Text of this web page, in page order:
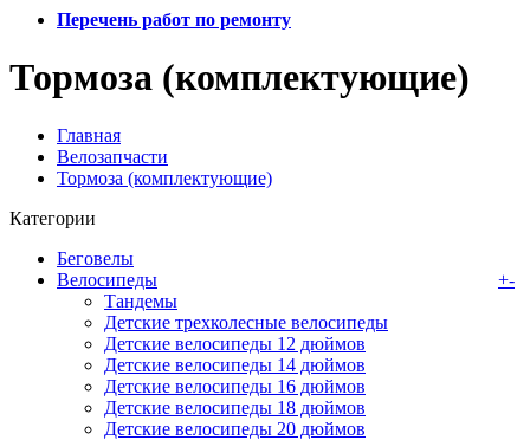
Перечень работ по ремонту
Тормоза (комплектующие)
Главная
Велозапчасти
Тормоза (комплектующие)
Категории
Беговелы
Велосипеды
+-
Тандемы
Детские трехколесные велосипеды
Детские велосипеды 12 дюймов
Детские велосипеды 14 дюймов
Детские велосипеды 16 дюймов
Детские велосипеды 18 дюймов
Детские велосипеды 20 дюймов